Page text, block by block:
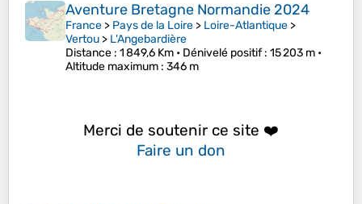
Aventure Bretagne Normandie 2024
France > Pays de la Loire > Loire-Atlantique >
Vertou > L'Angebardière
Distance : 1 849,6 Km • Dénivelé positif: 15 203 m •
Altitude maximum : 346 m
Merci de soutenir ce site ❤️
Faire un don